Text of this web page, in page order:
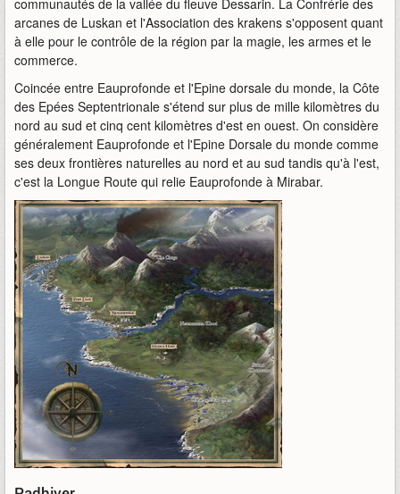
communautés de la vallée du fleuve Dessarin. La Confrérie des
arcanes de Luskan et l'Association des krakens s'opposent quant
à elle pour le contrôle de la région par la magie, les armes et le
commerce.
Coincée entre Eauprofonde et l'Epine dorsale du monde, la Côte
des Epées Septentrionale s'étend sur plus de mille kilomètres du
nord au sud et cinq cent kilomètres d'est en ouest. On considère
généralement Eauprofonde et l'Epine Dorsale du monde comme
ses deux frontières naturelles au nord et au sud tandis qu'à l'est,
c'est la Longue Route qui relie Eauprofonde à Mirabar.